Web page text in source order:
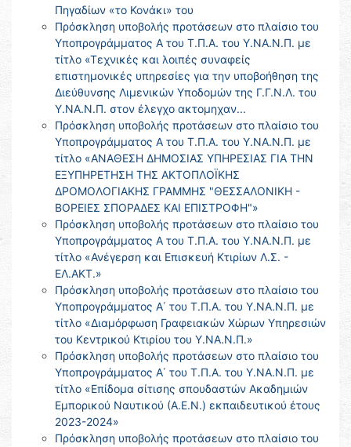
Πηγαδίων «το Κονάκι» του
Πρόσκληση υποβολής προτάσεων στο πλαίσιο του
Υποπρογράμματος Α του Τ.Π.Α. του Υ.ΝΑ.Ν.Π. με
τίτλο «Τεχνικές και λοιπές συναφείς
επιστημονικές υπηρεσίες για την υποβοήθηση της
Διεύθυνσης Λιμενικών Υποδομών της Γ.Γ.Ν.Λ. του
Υ.ΝΑ.Ν.Π. στον έλεγχο ακτομηχαν...
Πρόσκληση υποβολής προτάσεων στο πλαίσιο του
Υποπρογράμματος Α του Τ.Π.Α. του Υ.ΝΑ.Ν.Π. με
τίτλο «ΑΝΑΘΕΣΗ ΔΗΜΟΣΙΑΣ ΥΠΗΡΕΣΙΑΣ ΓΙΑ ΤΗΝ
ΕΞΥΠΗΡΕΤΗΣΗ ΤΗΣ ΑΚΤΟΠΛΟΪΚΗΣ
ΔΡΟΜΟΛΟΓΙΑΚΗΣ ΓΡΑΜΜΗΣ "ΘΕΣΣΑΛΟΝΙΚΗ -
ΒΟΡΕΙΕΣ ΣΠΟΡΑΔΕΣ ΚΑΙ ΕΠΙΣΤΡΟΦΗ"»
Πρόσκληση υποβολής προτάσεων στο πλαίσιο του
Υποπρογράμματος Α του Τ.Π.Α. του Υ.ΝΑ.Ν.Π. με
τίτλο «Ανέγερση και Επισκευή Κτιρίων Λ.Σ. -
ΕΛ.ΑΚΤ.»
Πρόσκληση υποβολής προτάσεων στο πλαίσιο του
Υποπρογράμματος Α΄ του Τ.Π.Α. του Υ.ΝΑ.Ν.Π. με
τίτλο «Διαμόρφωση Γραφειακών Χώρων Υπηρεσιών
του Κεντρικού Κτιρίου του Υ.ΝΑ.Ν.Π.»
Πρόσκληση υποβολής προτάσεων στο πλαίσιο του
Υποπρογράμματος Α΄ του Τ.Π.Α. του Υ.ΝΑ.Ν.Π. με
τίτλο «Επίδομα σίτισης σπουδαστών Ακαδημιών
Εμπορικού Ναυτικού (Α.Ε.Ν.) εκπαιδευτικού έτους
2023-2024»
Πρόσκληση υποβολής προτάσεων στο πλαίσιο του